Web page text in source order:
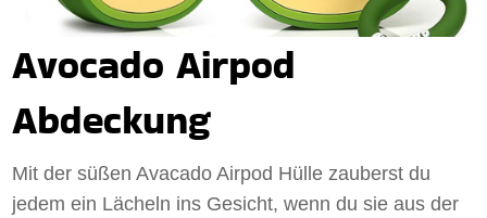
Avocado Airpod
Abdeckung
Mit der süßen Avacado Airpod Hülle zauberst du
jedem ein Lächeln ins Gesicht, wenn du sie aus der